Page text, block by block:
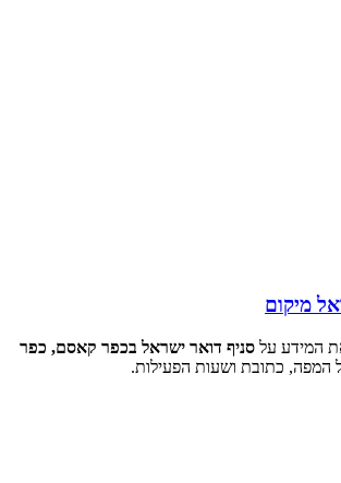
מיקום
המידע על סניף דואר ישראל בכפר קאסם, כפר
המפה, כתובת ושעות הפעילות.